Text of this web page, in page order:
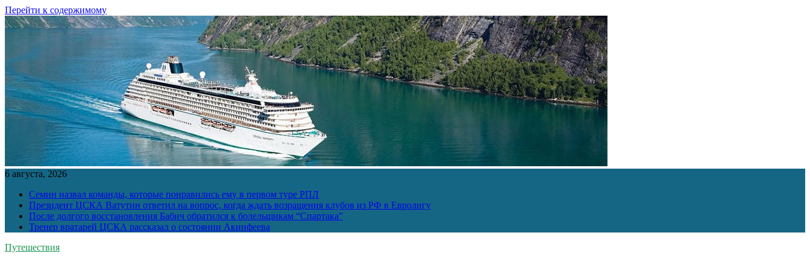
Перейти к содержимому
6 августа, 2026
Семин назвал команды, которые понравились ему в первом туре РПЛ
Президент ЦСКА Ватутин ответил на вопрос, когда ждать возращения клубов из РФ в Евролигу
После долгого восстановления Бабич обратился к болельщикам “Спартака”
Тренер вратарей ЦСКА рассказал о состоянии Акинфеева
Путешествия